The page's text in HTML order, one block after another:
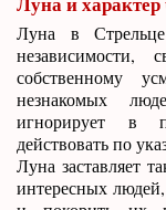
Луна в
независимости,
собственному
незнакомых
игнорирует в
действовать по
Луна заставляет
интересных